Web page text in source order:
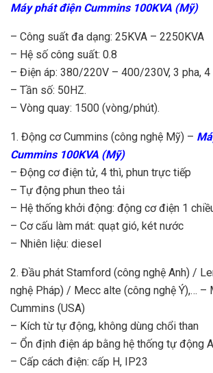
Máy phát điện Cummins 100KVA (Mỹ)
– Công suất đa dạng: 25KVA – 2250KVA
– Hệ số công suất: 0.8
– Điện áp: 380/220V – 400/230V, 3 pha, 4
– Tần số: 50HZ.
– Vòng quay: 1500 (vòng/phút).
1. Động cơ Cummins (công nghệ Mỹ) –
Cummins 100KVA (Mỹ)
– Động cơ điện tử, 4 thì, phun trực tiếp
– Tự động phun theo tải
– Hệ thống khởi động: động cơ điện 1
– Cơ cấu làm mát: quạt gió, két nước
– Nhiên liệu: diesel
2. Đầu phát Stamford (công nghệ Anh) /
nghệ Pháp) / Mecc alte (công nghệ Ý),… –
Cummins (USA)
– Kích từ tự động, không dùng chổi than
– Ổn định điện áp bằng hệ thống tự động
– Cấp cách điện: cấp H, IP23